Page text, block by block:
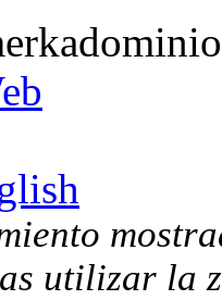
utilizar la